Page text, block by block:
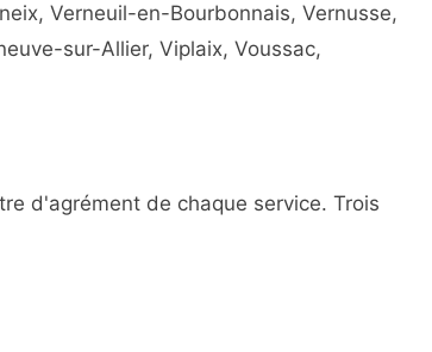
Verneuil-en-Bourbonnais, Vernusse,
sur-Allier, Viplaix, Voussac,
d'agrément de chaque service. Trois